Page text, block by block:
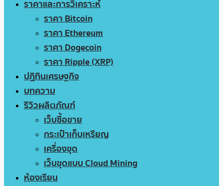
ราคาและการวิเคราะห์
ราคา Bitcoin
ราคา Ethereum
ราคา Dogecoin
ราคา Ripple (XRP)
ปฏิทินเศรษฐกิจ
บทความ
รีวิวผลิตภัณฑ์
เว็บซื้อขาย
กระเป๋าเก็บเหรียญ
เครื่องขุด
เว็บขุดแบบ Cloud Mining
ห้องเรียน